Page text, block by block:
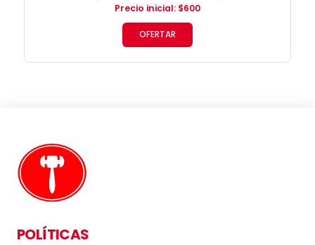
Precio inicial: $600
OFERTAR
POLÍTICAS